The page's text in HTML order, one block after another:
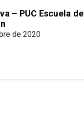
– PUC Escuela de
de 2020